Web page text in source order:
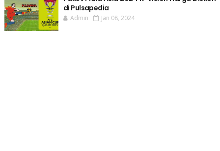
di Pulsapedia
Admin Jan 08, 2024